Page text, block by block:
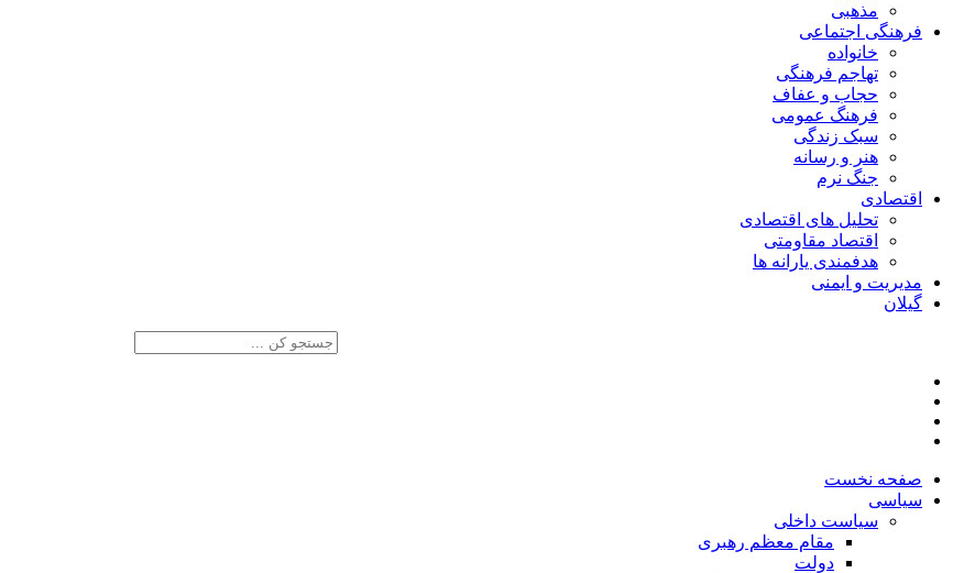
مذهبی
فرهنگی اجتماعی
خانواده
تهاجم فرهنگی
حجاب و عفاف
فرهنگ عمومی
سبک زندگی
هنر و رسانه
جنگ نرم
اقتصادی
تحلیل های اقتصادی
اقتصاد مقاومتی
هدفمندی یارانه ها
مدیریت و ایمنی
گیلان
صفحه نخست
سیاسی
سیاست داخلی
مقام معظم رهبری
دولت